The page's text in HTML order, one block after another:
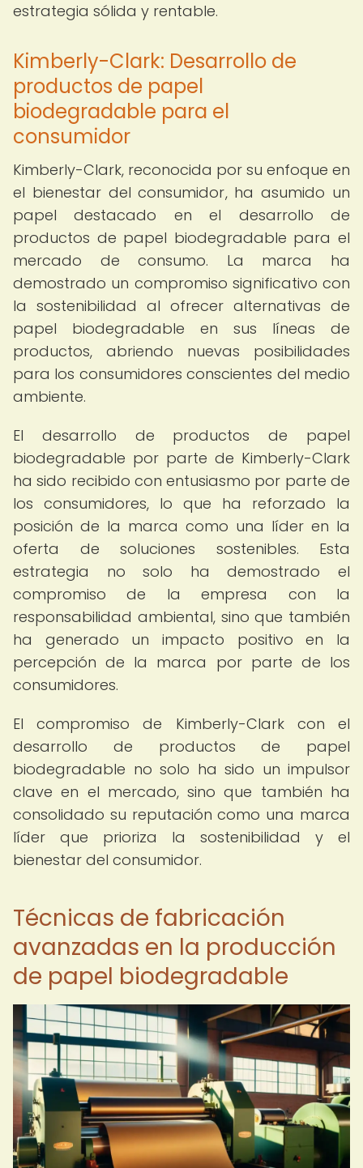
estrategia sólida y rentable.
Kimberly-Clark: Desarrollo de
productos de papel
biodegradable para el
consumidor
Kimberly-Clark, reconocida por su enfoque en
el bienestar del consumidor, ha asumido un
papel destacado en el desarrollo de
productos de papel biodegradable para el
mercado de consumo. La marca ha
demostrado un compromiso significativo con
la sostenibilidad al ofrecer alternativas de
papel biodegradable en sus líneas de
productos, abriendo nuevas posibilidades
para los consumidores conscientes del medio
ambiente.
El desarrollo de productos de papel
biodegradable por parte de Kimberly-Clark
ha sido recibido con entusiasmo por parte de
los consumidores, lo que ha reforzado la
posición de la marca como una líder en la
oferta de soluciones sostenibles. Esta
estrategia no solo ha demostrado el
compromiso de la empresa con la
responsabilidad ambiental, sino que también
ha generado un impacto positivo en la
percepción de la marca por parte de los
consumidores.
El compromiso de Kimberly-Clark con el
desarrollo de productos de papel
biodegradable no solo ha sido un impulsor
clave en el mercado, sino que también ha
consolidado su reputación como una marca
líder que prioriza la sostenibilidad y el
bienestar del consumidor.
Técnicas de fabricación
avanzadas en la producción
de papel biodegradable